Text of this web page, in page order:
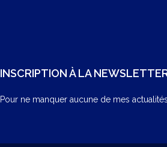
INSCRIPTION À LA
Pour ne manquer aucune de mes